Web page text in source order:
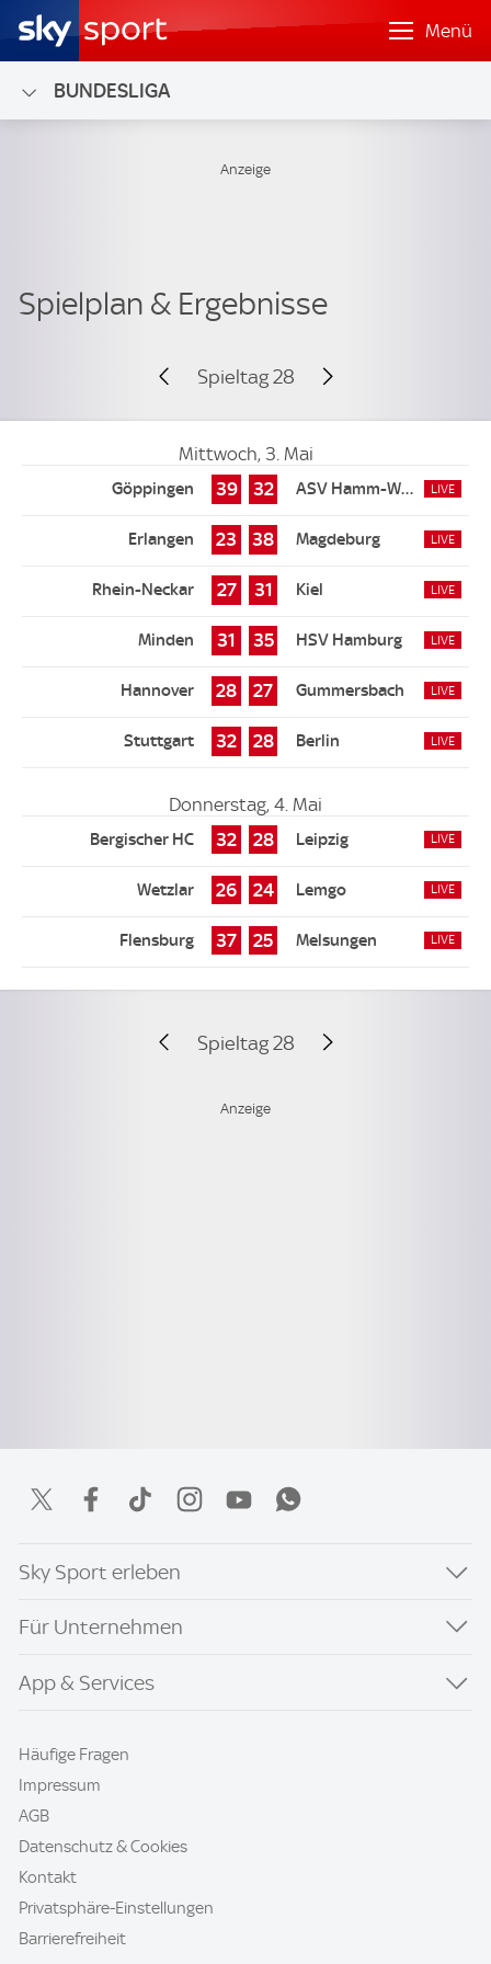
Menü
BUNDESLIGA
Spieltag 28
Mittwoch, 3. Mai
39
32
23 38
27 31
31 35
28 27
32 28
Donnerstag, 4. Mai
32
28
26 24
37 25
Spieltag 28
Sky Sport erleben
Für Unternehmen
App & Services
Häufige Fragen
Impressum
AGB
Datenschutz & Cookies
Kontakt
Privatsphäre-Einstellungen
Barrierefreiheit